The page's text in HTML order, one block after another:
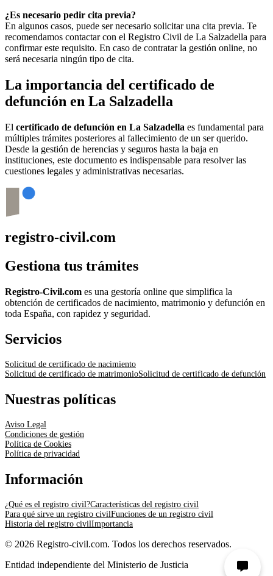
¿Es necesario pedir cita previa?
En algunos casos, puede ser necesario solicitar una cita previa. Te
recomendamos contactar con el Registro Civil de La Salzadella para
confirmar este requisito. En caso de contratar la gestión online, no
será necesaria ningún tipo de cita.
La importancia del certificado de
defunción en La Salzadella
El certificado de defunción en La Salzadella es fundamental para
múltiples trámites posteriores al fallecimiento de un ser querido.
Desde la gestión de herencias y seguros hasta la baja en
instituciones, este documento es indispensable para resolver las
cuestiones legales y administrativas necesarias.
registro-civil.com
Gestiona tus trámites
Registro-Civil.com es una gestoría online que simplifica la
obtención de certificados de nacimiento, matrimonio y defunción en
toda España, con rapidez y seguridad.
Servicios
Solicitud de certificado de nacimiento
Solicitud de certificado de matrimonioSolicitud de certificado de defunción
Nuestras políticas
Aviso Legal
Condiciones de gestión
Política de Cookies
Política de privacidad
Información
¿Qué es el registro civil?Características del registro civil
Para qué sirve un registro civilFunciones de un registro civil
Historia del registro civilImportancia
© 2026 Registro-civil.com. Todos los derechos reservados.
Entidad independiente del Ministerio de Justicia